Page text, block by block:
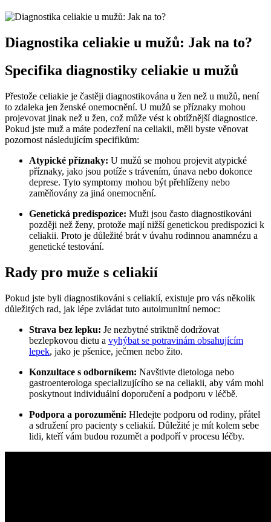
Diagnostika celiakie u mužů: Jak na to?
Specifika diagnostiky celiakie u mužů
Přestože celiakie je častěji diagnostikována u žen než u mužů, není
to zdaleka jen ženské onemocnění. U mužů se příznaky mohou
projevovat jinak než u žen, což může vést k obtížnější diagnostice.
Pokud jste muž a máte podezření na celiakii, měli byste věnovat
pozornost následujícím specifikům:
Atypické příznaky: U mužů se mohou projevit atypické
příznaky, jako jsou potíže s trávením, únava nebo dokonce
deprese. Tyto symptomy mohou být přehlíženy nebo
zaměňovány za jiná onemocnění.
Genetická predispozice: Muži jsou často diagnostikováni
později než ženy, protože mají nižší genetickou predispozici k
celiakii. Proto je důležité brát v úvahu rodinnou anamnézu a
genetické testování.
Rady pro muže s celiakií
Pokud jste byli diagnostikováni s celiakií, existuje pro vás několik
důležitých rad, jak lépe zvládat tuto autoimunitní nemoc:
Strava bez lepku: Je nezbytné striktně dodržovat
bezlepkovou dietu a vyhýbat se potravinám obsahujícím
lepek, jako je pšenice, ječmen nebo žito.
Konzultace s odborníkem: Navštivte dietologa nebo
gastroenterologa specializujícího se na celiakii, aby vám mohl
poskytnout individuální doporučení a podporu v léčbě.
Podpora a porozumění: Hledejte podporu od rodiny, přátel
a sdružení pro pacienty s celiakií. Důležité je mít kolem sebe
lidi, kteří vám budou rozumět a podpoří v procesu léčby.